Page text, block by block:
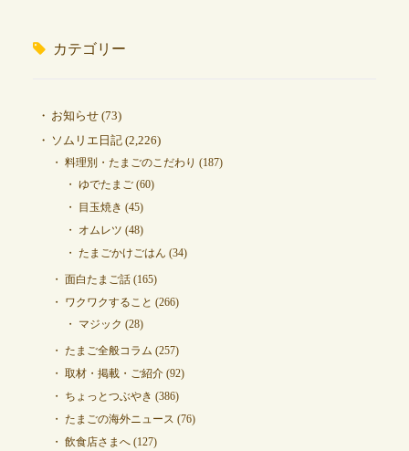
カテゴリー
お知らせ(73)
ソムリエ日記(2,226)
料理別・たまごのこだわり (187)
ゆでたまご(60)
目玉焼き (45)
オムレツ (48)
たまごかけごはん (34)
面白たまご話(165)
ワクワクすること (266)
マジック (28)
たまご全般コラム (257)
取材・掲載・ご紹介(92)
ちょっとつぶやき (386)
たまごの海外ニュース (76)
飲食店さまへ(127)